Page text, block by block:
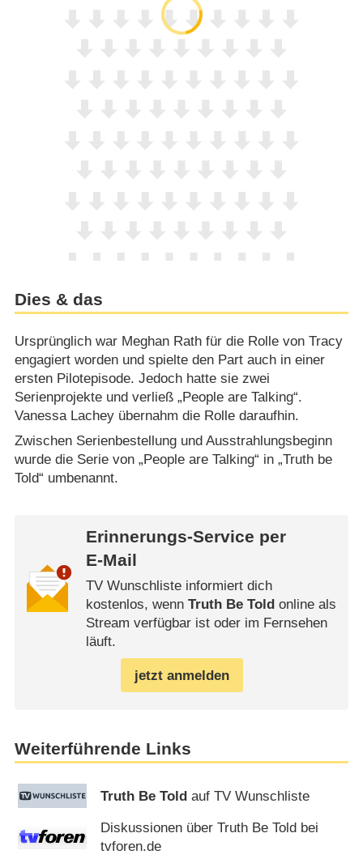
Dies & das
Ursprünglich war Meghan Rath für die Rolle von Tracy
engagiert worden und spielte den Part auch in einer
ersten Pilotepisode. Jedoch hatte sie zwei
Serienprojekte und verließ „People are Talking“.
Vanessa Lachey übernahm die Rolle daraufhin.
Zwischen Serienbestellung und Ausstrahlungsbeginn
wurde die Serie von „People are Talking“ in „Truth be
Told“ umbenannt.
Erinnerungs-Service per
E-Mail
TV Wunschliste informiert dich
kostenlos, wenn Truth Be Told online als
Stream verfügbar ist oder im Fernsehen
läuft.
jetzt anmelden
Weiterführende Links
Truth Be Told auf TV Wunschliste
Diskussionen über Truth Be Told bei
tvforen.de